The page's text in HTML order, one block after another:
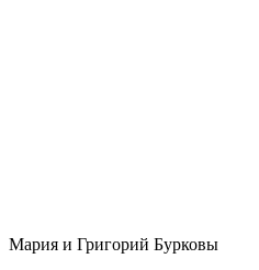
Мария и Григорий Бурковы